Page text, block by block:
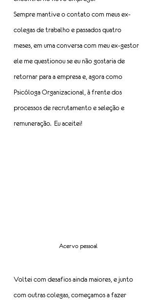
Sempre mantive o contato com meus ex-
colegas de trabalho e passados quatro
meses, em uma conversa com meu ex-gestor
ele me questionou se eu não gostaria de
retornar para a empresa e, agora como
Psicóloga Organizacional, à frente dos
processos de recrutamento e seleção e
remuneração. Eu aceitei!
Acervo pessoal
Voltei com desafios ainda maiores, e junto
com outras colegas, começamos a fazer